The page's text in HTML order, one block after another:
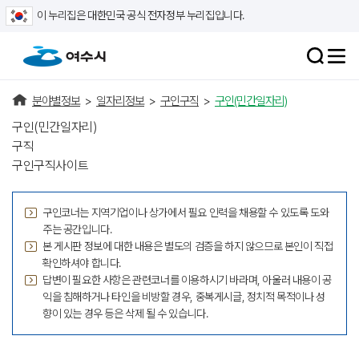
이 누리집은 대한민국 공식 전자정부 누리집입니다.
분야별정보 > 일자리정보 > 구인구직 > 구인(민간일자리)
구인(민간일자리)
구직
구인구직사이트
구인코너는 지역기업이나 상가에서 필요 인력을 채용할 수 있도록 도와
주는 공간입니다.
본 게시판 정보에 대한 내용은 별도의 검증을 하지 않으므로 본인이 직접
확인하셔야 합니다.
답변이 필요한 사항은 관련코너를 이용하시기 바라며, 아울러 내용이 공
익을 침해하거나 타인을 비방할 경우, 중복게시글, 정치적 목적이나 성
향이 있는 경우 등은 삭제 될 수 있습니다.